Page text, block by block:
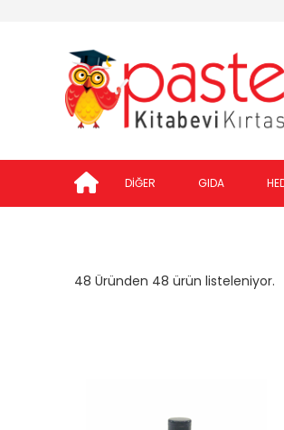
DİĞER GIDA
48 Üründen 48 ürün listeleniyor.